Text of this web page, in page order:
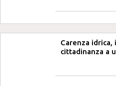
Carenza idrica,
cittadinanza a